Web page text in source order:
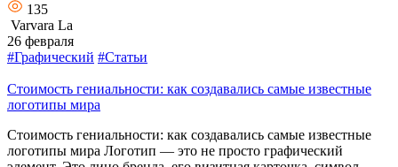
135
Varvara La
26 февраля
#Графический #Статьи
Стоимость гениальности: как создавались самые известные
логотипы мира
Стоимость гениальности: как создавались самые известные
логотипы мира Логотип — это не просто графический